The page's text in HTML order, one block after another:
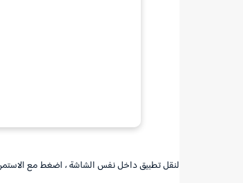
لنقل تطبيق داخل نفس الشاشة ، اضغط مع